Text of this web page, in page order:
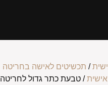
/ תכשיטים לאישה בחריטה
/ טבעת כתר גדול לחריטה